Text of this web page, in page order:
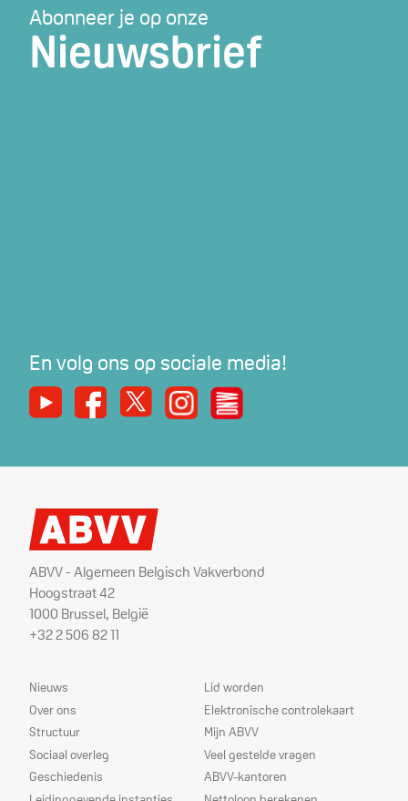
Abonneer je op onze
Nieuwsbrief
En volg ons op sociale media!
Youtube Facebook
X InstagramDe Nieuwe Werker
ABVV - Algemeen Belgisch Vakverbond
Hoogstraat 42
1000 Brussel, België
+32 2 506 82 11
Sitemap
Nieuws
Over ons
Structuur
Sociaal overleg
Geschiedenis
Dienstverlening
Lid worden
Elektronische controlekaart
Mijn ABVV
Veel gestelde vragen
ABVV-kantoren